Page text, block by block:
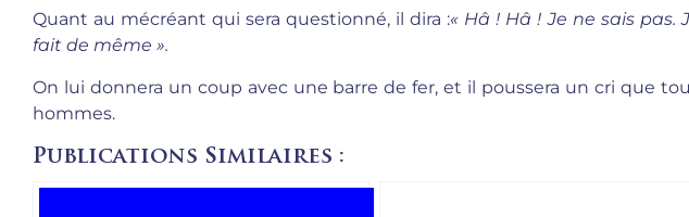
Quant au mécréant qui sera questionné, il dira :« Hâ ! Hâ ! Je ne sais pas.
fait de même ».
On lui donnera un coup avec une barre de fer, et il poussera un cri que
hommes.
Publications Similaires :